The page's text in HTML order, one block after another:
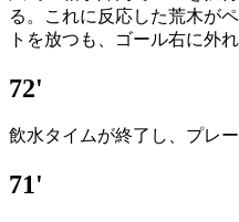
る。これに反応した荒木が
トを放つも、ゴール右に外
72'
飲水タイムが終了し、プレ
71'